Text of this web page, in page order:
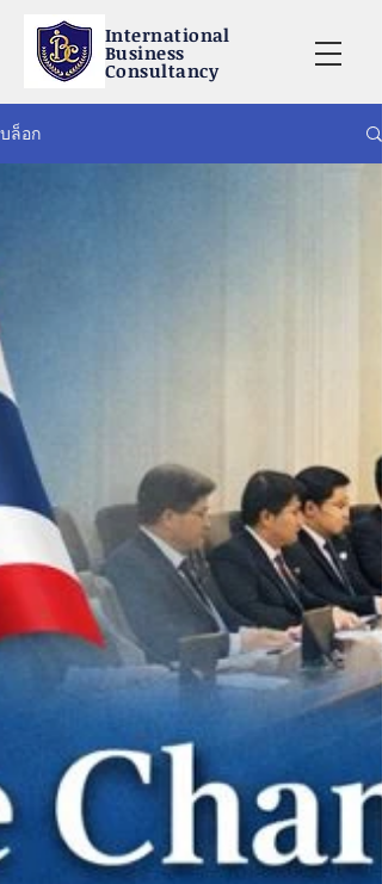
International
Business
Consultancy
บล็อก